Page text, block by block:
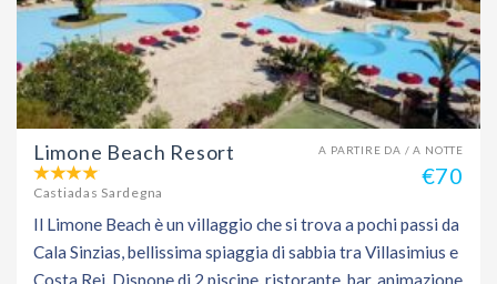
A PARTIRE DA / A NOTTE
€70
Limone Beach Resort
Castiadas Sardegna
Il Limone Beach è un villaggio che si trova a pochi passi da
Cala Sinzias, bellissima spiaggia di sabbia tra Villasimius e
Costa Rei. Dispone di 2 piscine, ristorante, bar, animazione